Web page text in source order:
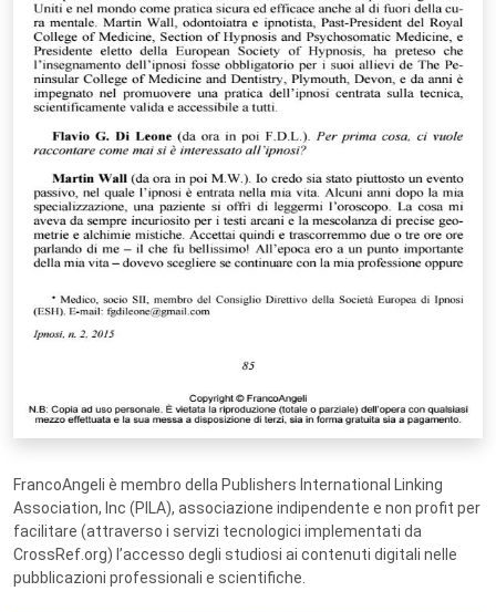
FrancoAngeli è membro della Publishers International Linking
Association, Inc (PILA), associazione indipendente e non profit per
facilitare (attraverso i servizi tecnologici implementati da
CrossRef.org) l’accesso degli studiosi ai contenuti digitali nelle
pubblicazioni professionali e scientifiche.